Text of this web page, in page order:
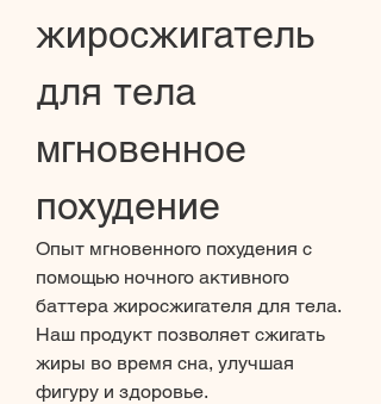
жиросжигатель
для тела
мгновенное
похудение
Опыт мгновенного похудения с
помощью ночного активного
баттера жиросжигателя для тела.
Наш продукт позволяет сжигать
жиры во время сна, улучшая
фигуру и здоровье.